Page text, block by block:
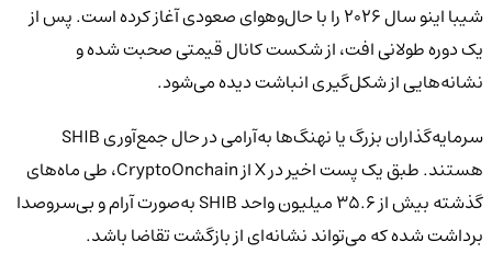
شیبا اینو سال ۲۰۲۶ را با حال‌وهوای صعودی آغاز کرده است. پس از
یک دوره طولانی افت، از شکست کانال قیمتی صحبت شده و
نشانه‌هایی از شکل‌گیری انباشت دیده می‌شود.
سرمایه‌گذاران بزرگ یا نهنگ‌ها به‌آرامی در حال جمع‌آوری SHIB
هستند. طبق یک پست اخیر در X از CryptoOnchain، طی ماه‌های
گذشته بیش از ۳۵.۶ میلیون واحد SHIB به‌صورت آرام و بی‌سروصدا
برداشت شده که می‌تواند نشانه‌ای از بازگشت تقاضا باشد.